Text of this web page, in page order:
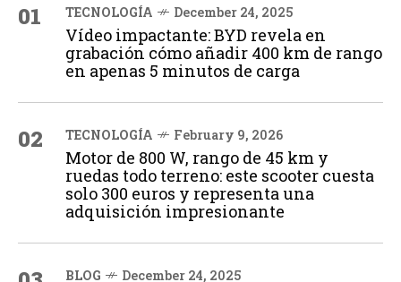
01 TECNOLOGÍA December 24, 2025
Vídeo impactante: BYD revela en
grabación cómo añadir 400 km de rango
en apenas 5 minutos de carga
02 TECNOLOGÍA February 9, 2026
Motor de 800 W, rango de 45 km y
ruedas todo terreno: este scooter cuesta
solo 300 euros y representa una
adquisición impresionante
BLOG December 24, 2025